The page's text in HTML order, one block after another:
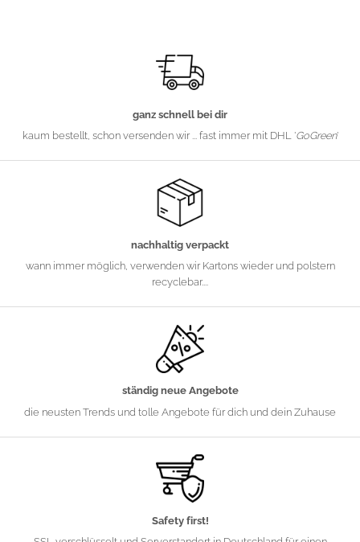
ganz schnell bei dir
kaum bestellt, schon versenden wir ... fast immer mit DHL 'GoGreen'
nachhaltig verpackt
wann immer möglich, verwenden wir Kartons wieder und polstern
recyclebar....
ständig neue Angebote
die neusten Trends und tolle Angebote für dich und dein Zuhause
Safety first!